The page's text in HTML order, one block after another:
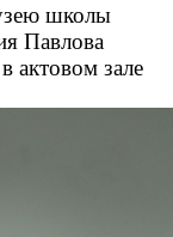
школы
Павлова
актовом зале